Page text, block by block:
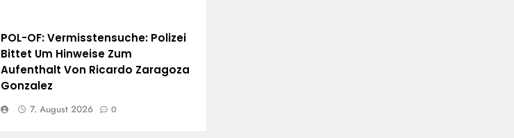
POL-OF: Vermisstensuche: Polizei
Bittet Um Hinweise Zum
Aufenthalt Von Ricardo Zaragoza
Gonzalez
7. August 2026 0